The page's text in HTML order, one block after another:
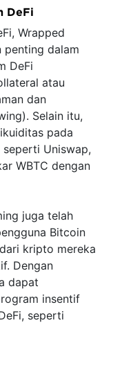
DeFi
Wrapped
penting dalam
DeFi
atau
dan
Selain itu,
pada
seperti Uniswap,
WBTC dengan
juga telah
Bitcoin
kripto mereka
Dengan
dapat
insentif
seperti